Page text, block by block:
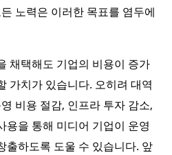
노력은 이러한 목표를 염두에
채택해도 기업의 비용이 증가
가치가 있습니다. 오히려 대역
비용 절감, 인프라 투자 감소,
용을 통해 미디어 기업이 운영
출하도록 도울 수 있습니다. 앞